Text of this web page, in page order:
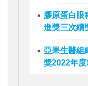
膠原蛋白眼
進獎三次續
亞果生醫組
獎2022年